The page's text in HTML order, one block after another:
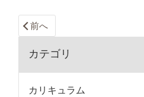
前へ
カテゴリ
カリキュラム